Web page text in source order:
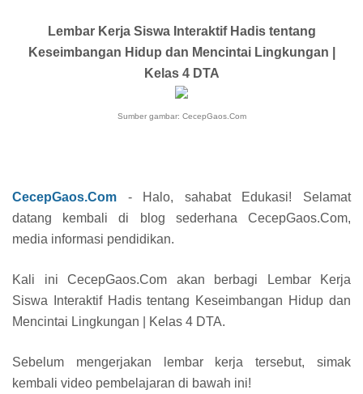
Lembar Kerja Siswa Interaktif Hadis tentang
Keseimbangan Hidup dan Mencintai Lingkungan |
Kelas 4 DTA
Sumber gambar: CecepGaos.Com
CecepGaos.Com - Halo, sahabat Edukasi! Selamat
datang kembali di blog sederhana CecepGaos.Com,
media informasi pendidikan.
Kali ini CecepGaos.Com akan berbagi Lembar Kerja
Siswa Interaktif Hadis tentang Keseimbangan Hidup dan
Mencintai Lingkungan | Kelas 4 DTA.
Sebelum mengerjakan lembar kerja tersebut, simak
kembali video pembelajaran di bawah ini!